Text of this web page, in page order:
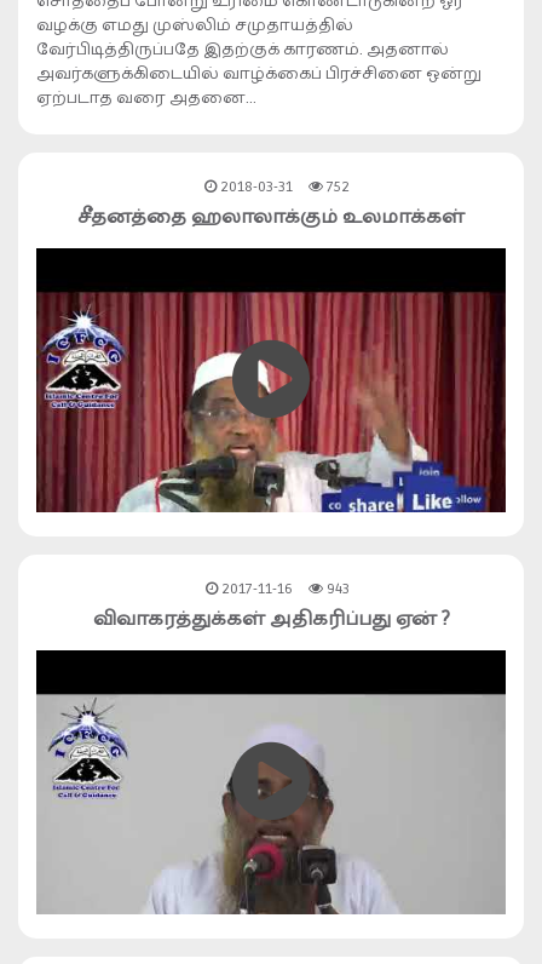
வழக்கு எமது முஸ்லிம் சமுதாயத்தில்
வேர்பிடித்திருப்பதே இதற்குக் காரணம். அதனால்
அவர்களுக்கிடையில் வாழ்க்கைப் பிரச்சினை ஒன்று
ஏற்படாத வரை அதனை…
2018-03-31 752
சீதனத்தை ஹலாலாக்கும் உலமாக்கள்
2017-11-16 943
விவாகரத்துக்கள் அதிகரிப்பது ஏன் ?